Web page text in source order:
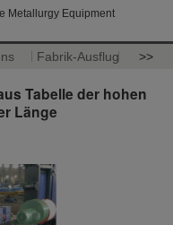
Metallurgy Equipment
Fabrik-Ausflug >>
Tabelle der hohen
Länge